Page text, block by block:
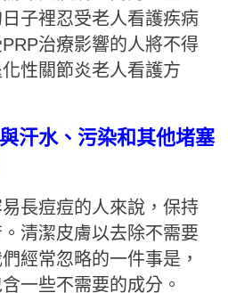
子裡忍受老人看護疾病
治療影響的人將不得
性關節炎老人看護方
汗水、污染和其他堵塞
長痘痘的人來說，保持
清潔皮膚以去除不需要
經常忽略的一件事是，
一些不需要的成分。